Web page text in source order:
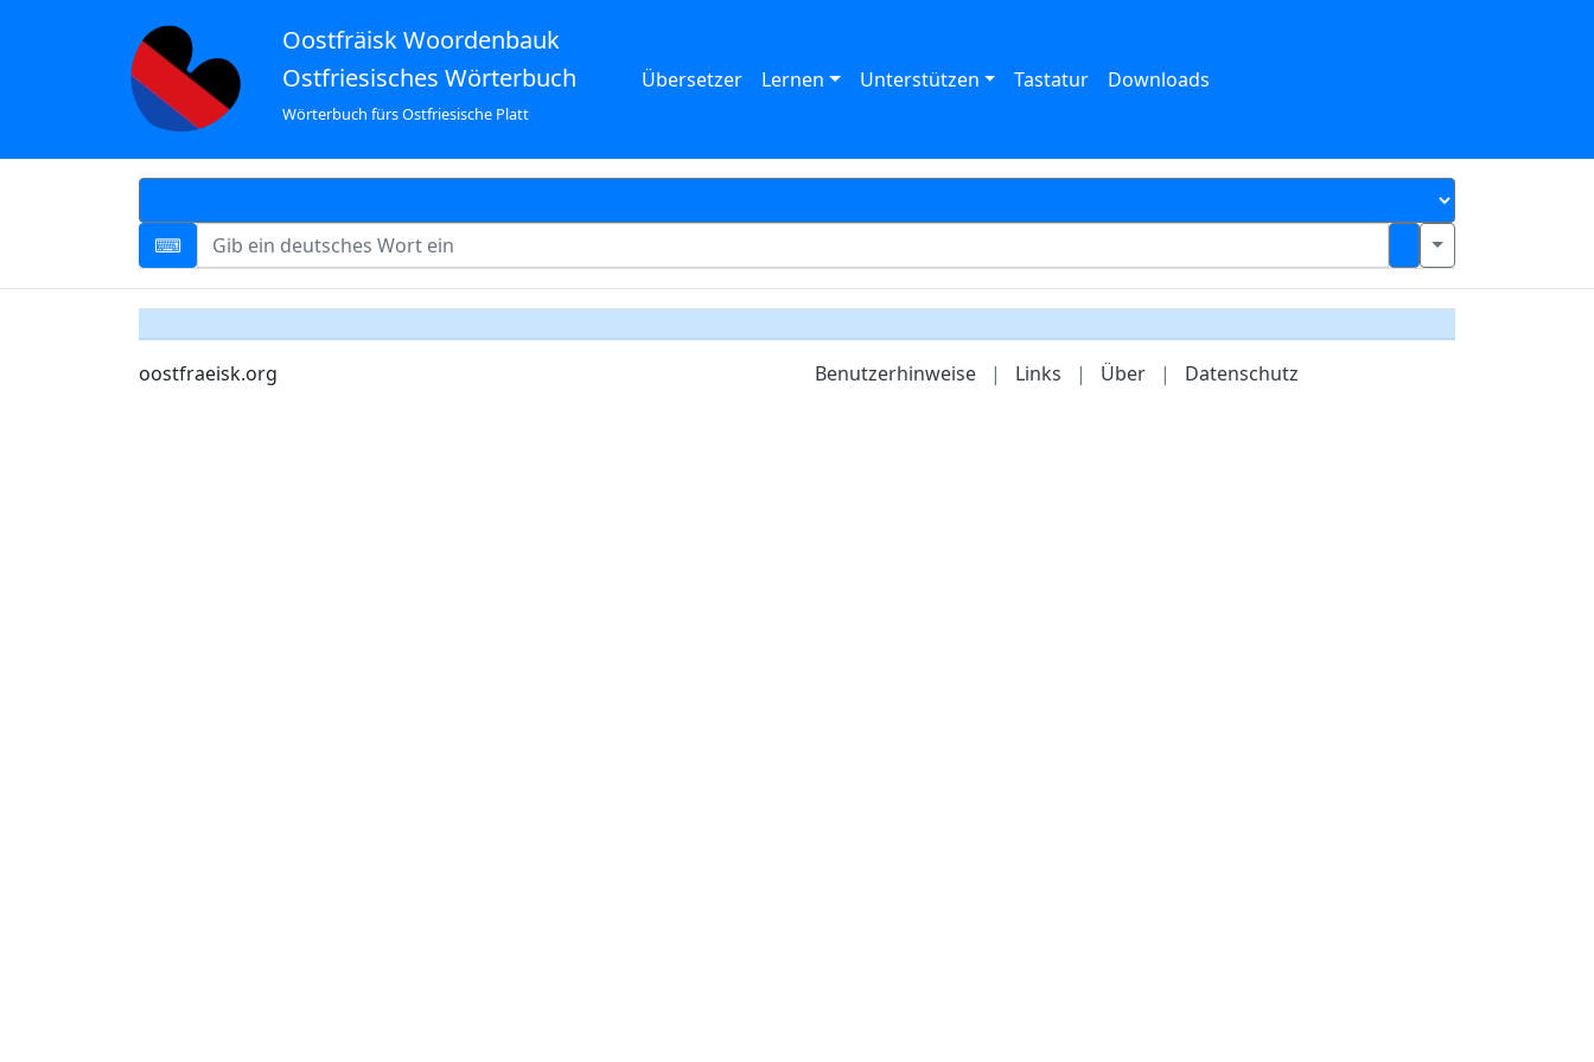
Oostfräisk Woordenbauk
Ostfriesisches Wörterbuch
Wörterbuch fürs Ostfriesische Platt
Übersetzer Lernen Unterstützen Tastatur Downloads
oostfraeisk.org Benutzerhinweise | Links | Über | Datenschutz